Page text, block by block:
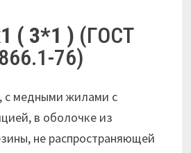
( 3*1 ) (ГОСТ
76)
, с медными жилами с
в оболочке из
не распространяющей